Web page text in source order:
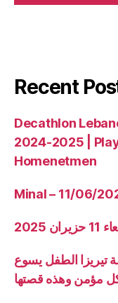
Recent
Decathlon
2024-2025 |
Homenetmen
تيريزا الطفل يسوع
مؤمن وهذه قصتها